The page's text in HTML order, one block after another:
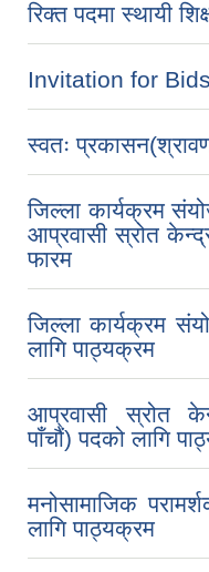
रिक्त पदमा स्थायी
Invitation for Bids
स्वतः
जिल्ला कार्यक्रम
आप्रवासी स्रोत
फारम
जिल्ला कार्यक्रम
लागि पाठ्यक्रम
आप्रवासी स्रोत
पाँचौं) पदको लागि
मनोसामाजिक
लागि पाठ्यक्रम